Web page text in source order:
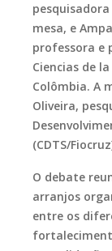
pesquisadora
mesa, e
professora e
Ciencias de
Colômbia. A
Oliveira,
(CDTS/
O debate
arranjos
entre os